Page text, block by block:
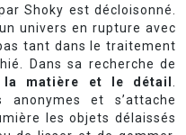
Shoky est décloisonné.
univers en rupture avec
tant dans le traitement
Dans sa recherche de
matière et le détail .
anonymes et s’attache
les objets délaissés